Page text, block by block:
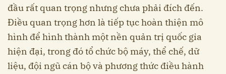
đầu rất quan trọng nhưng chưa phải đích đến.
Điều quan trọng hơn là tiếp tục hoàn thiện mô
hình để hình thành một nền quản trị quốc gia
hiện đại, trong đó tổ chức bộ máy, thể chế, dữ
liệu, đội ngũ cán bộ và phương thức điều hành